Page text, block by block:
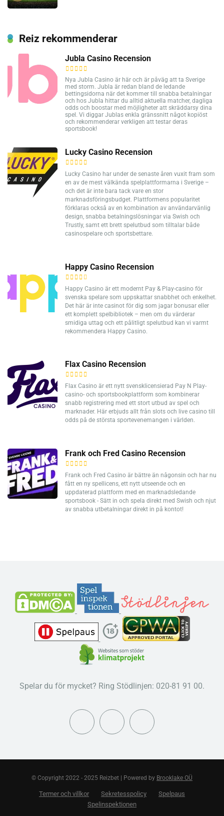
Reiz rekommenderar
Jubla Casino Recension
Nya Jubla Casino är här och är påväg att ta Sverige
med storm. Jubla är redan bland de ledande
bettingsidorna när det kommer till snabba betalningar
och hos Jubla hittar du alltid aktuella matcher, dagliga
odds och boostar med möjligheter att skräddarsy dina
spel. Vi diggar Jublas enkla gränssnitt något kopiöst
och rekommenderar verkligen att testar deras
sportsbook!
Lucky Casino Recension
Lucky Casino har under de senaste åren vuxit fram som
en av de mest välkända spelplattformarna i Sverige –
och det är inte bara tack vare en stor
marknadsföringsbudget. Plattformens popularitet
förklaras också av en kombination av användarvänlig
design, snabba betalningslösningar via Swish och
Trustly, samt ett brett spelutbud som tilltalar både
casinospelare och sportsbettare.
Happy Casino Recension
Happy Casino är ett modernt Pay & Play-casino för
svenska spelare som uppskattar snabbhet och enkelhet.
Det här är inte casinot för dig som jagar bonusar eller
ett komplett spelbibliotek – men om du värderar
smidiga uttag och ett pålitligt spelutbud kan vi varmt
rekommendera Happy Casino.
Flax Casino Recension
Flax Casino är ett nytt svensklicensierad Pay N Play-
casino- och sportsbookplattform som kombinerar
snabb registrering med ett stort utbud av spel och
marknader. Här erbjuds allt från slots och live casino till
odds på de största sportevenemangen i världen.
Frank och Fred Casino Recension
Frank och Fred Casino är bättre än någonsin och har nu
fått en ny spellicens, ett nytt utseende och en
uppdaterad plattform med en marknadsledande
sportsbook - Sätt in och spela direkt med Swish och njut
av snabba utbetalningar direkt in på kontot!
Spelar du för mycket? Ring Stödlinjen: 020-81 91 00.
© Copyright 2022 - 2025 Reizbet | Powered by Brooklake OÜ
Termer och villkor Sekretesspolicy
Spelpaus
Spelinspektionen